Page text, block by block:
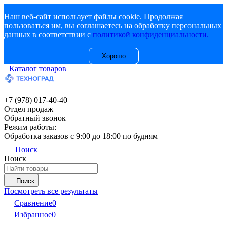
Наш веб-сайт использует файлы cookie. Продолжая
пользоваться им, вы соглашаетесь на обработку персональных
данных в соответствии с политикой конфиденциальности.
Хорошо
Каталог товаров
+7 (978) 017-40-40
Отдел продаж
Обратный звонок
Режим работы:
Обработка заказов с 9:00 до 18:00 по будням
Поиск
Поиск
Поиск
Посмотреть все результаты
Сравнение0
Избранное0